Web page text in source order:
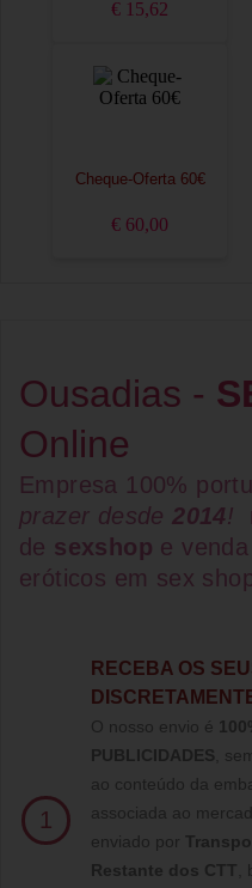
€ 15,62
Cheque-Oferta 60€
€ 60,00
Ousadias -
Online
Empresa 100%
prazer desde2014!
de sexshop e
eróticos em sex
1
RECEBA OS
O nosso envio é
PUBLICIDADES ,
ao conteúdo da
associada ao
enviado por
Restante dos CTT